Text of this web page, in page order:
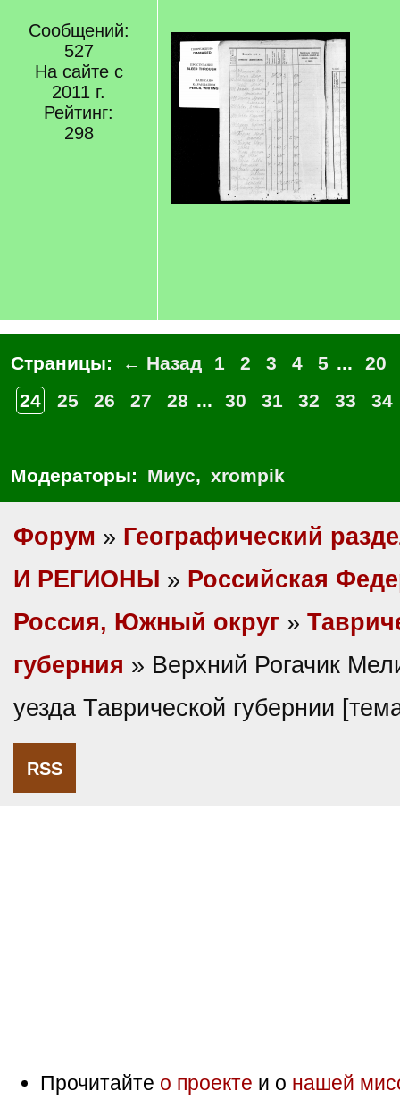
Сообщений:
527
На сайте с
2011 г.
Рейтинг:
298
Страницы: ← Назад 1 2 3 4 5 ...
20
24
25 26 27 28 ... 30 31 32 33 34
Модераторы: Миус, xrompik
Форум » Географический
И РЕГИОНЫ » Российская
Россия, Южный округ »
губерния » Верхний Рогачик
уезда Таврической губернии
RSS
Прочитайте о проекте и о нашей